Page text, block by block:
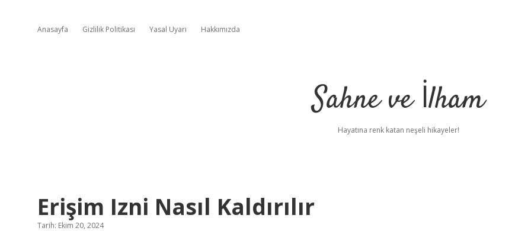
Anasayfa Gizlilik Politikası Yasal Uyarı Hakkımızda
Sahne ve İlham
Hayatına renk katan neşeli hikayeler!
Erişim Izni Nasıl Kaldırılır
Tarih: Ekim 20, 2024